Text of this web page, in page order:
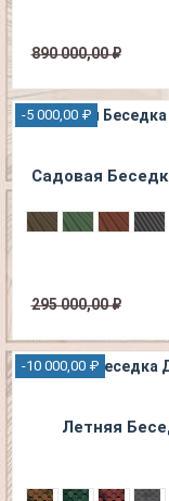
890 000,00 ₽
-5 000,00 ₽
Садовая
295 000,00 ₽
-10 000,00 ₽
Летняя